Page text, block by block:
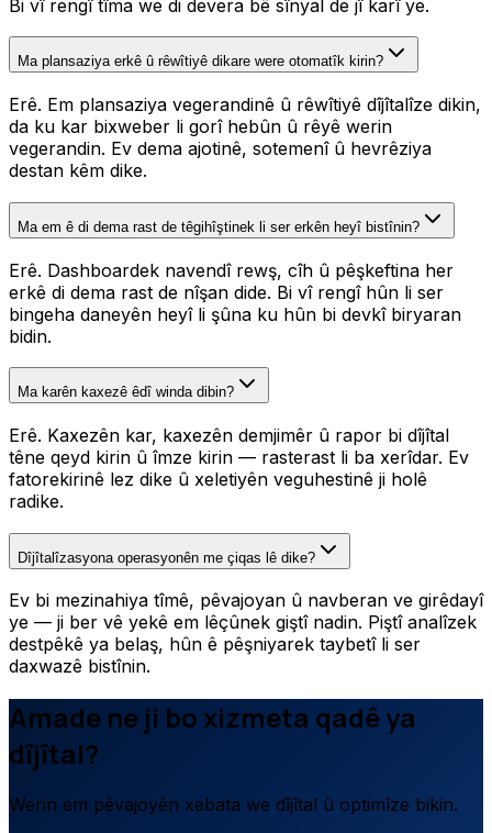
Bi vî rengî tîma we di devera bê sînyal de jî karî ye.
Ma plansaziya erkê û rêwîtiyê dikare were otomatîk kirin?
Erê. Em plansaziya vegerandinê û rêwîtiyê dîjîtalîze dikin,
da ku kar bixweber li gorî hebûn û rêyê werin
vegerandin. Ev dema ajotinê, sotemenî û hevrêziya
destan kêm dike.
Ma em ê di dema rast de têgihîştinek li ser erkên heyî bistînin?
Erê. Dashboardek navendî rewş, cîh û pêşkeftina her
erkê di dema rast de nîşan dide. Bi vî rengî hûn li ser
bingeha daneyên heyî li şûna ku hûn bi devkî biryaran
bidin.
Ma karên kaxezê êdî winda dibin?
Erê. Kaxezên kar, kaxezên demjimêr û rapor bi dîjîtal
têne qeyd kirin û îmze kirin — rasterast li ba xerîdar. Ev
fatorekirinê lez dike û xeletiyên veguhestinê ji holê
radike.
Dîjîtalîzasyona operasyonên me çiqas lê dike?
Ev bi mezinahiya tîmê, pêvajoyan û navberan ve girêdayî
ye — ji ber vê yekê em lêçûnek giştî nadin. Piştî analîzek
destpêkê ya belaş, hûn ê pêşniyarek taybetî li ser
daxwazê bistînin.
Amade ne ji bo xizmeta qadê ya
dîjîtal?
Werin em pêvajoyên xebata we dîjîtal û optimîze bikin.